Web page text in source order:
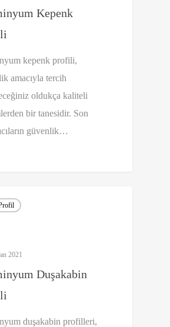
Kepenk
kepenk profili,
amacıyla tercih
oldukça kaliteli
bir tanesidir. Son
güvenlik…
2021
Duşakabin
duşakabin profilleri,